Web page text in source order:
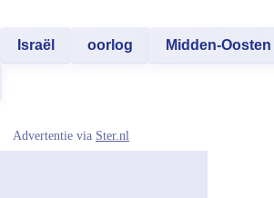
Israël oorlog Midden-Oosten
Advertentie via Ster.nl